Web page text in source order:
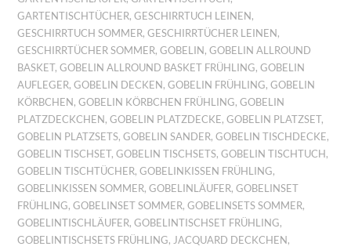
GARTENTISCHTÜCHER,GESCHIRRTUCH LEINEN ,
GESCHIRRTUCH SOMMER,GESCHIRRTÜCHER LEINEN ,
GESCHIRRTÜCHER SOMMER,GOBELIN ,GOBELIN ALLROUND
BASKET,GOBELIN ALLROUND BASKET FRÜHLING,GOBELIN
AUFLEGER,GOBELIN DECKEN ,GOBELIN FRÜHLING,GOBELIN
KÖRBCHEN ,GOBELIN KÖRBCHEN FRÜHLING,GOBELIN
PLATZDECKCHEN ,GOBELIN PLATZDECKE,GOBELIN PLATZSET,
GOBELIN PLATZSETS,GOBELIN SANDER,GOBELIN TISCHDECKE,
GOBELIN TISCHSET,GOBELIN TISCHSETS,GOBELIN TISCHTUCH ,
GOBELIN TISCHTÜCHER,GOBELINKISSEN FRÜHLING,
GOBELINKISSEN SOMMER,GOBELINLÄUFER,GOBELINSET
FRÜHLING,GOBELINSET SOMMER,GOBELINSETS SOMMER,
GOBELINTISCHLÄUFER,GOBELINTISCHSET FRÜHLING,
GOBELINTISCHSETS FRÜHLING, JACQUARD DECKCHEN ,